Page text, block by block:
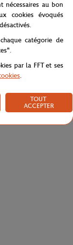
nécessaires au bon
cookies évoqués
catégorie de
par la FFT et ses
.
TOUT
ACCEPTER